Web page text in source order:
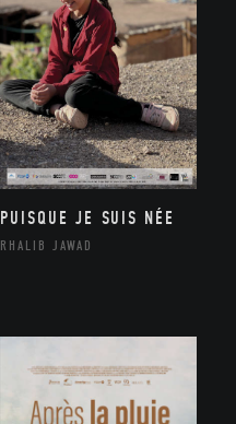
PUISQUE JE SUIS NÉE
RHALIB JAWAD